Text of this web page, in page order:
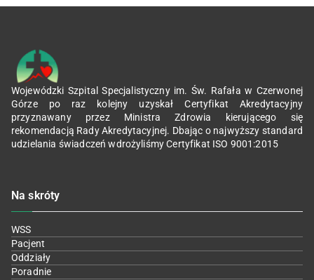
Wojewódzki Szpital Specjalistyczny im. Św. Rafała w Czerwonej
Górze po raz kolejny uzyskał Certyfikat Akredytacyjny
przyznawany przez Ministra Zdrowia kierującego się
rekomendacją Rady Akredytacyjnej. Dbając o najwyższy standard
udzielania świadczeń wdrożyliśmy Certyfikat ISO 9001:2015
Na skróty
WSS
Pacjent
Oddziały
Poradnie